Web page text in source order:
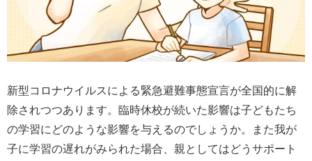
新型コロナウイルスによる緊急避難事態宣言が全国的に解
除されつつあります。臨時休校が続いた影響は子どもたち
の学習にどのような影響を与えるのでしょうか。また我が
子に学習の遅れがみられた場合、親としてはどうサポート